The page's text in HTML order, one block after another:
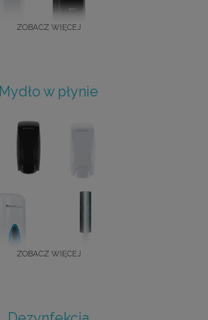
ZOBACZ WIĘCEJ
Mydło w płynie
ZOBACZ WIĘCEJ